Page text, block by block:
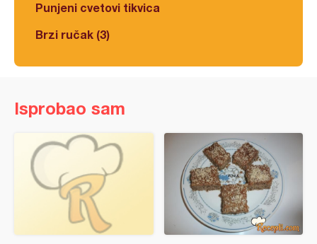
Punjeni cvetovi tikvica
Brzi ručak (3)
Isprobao sam